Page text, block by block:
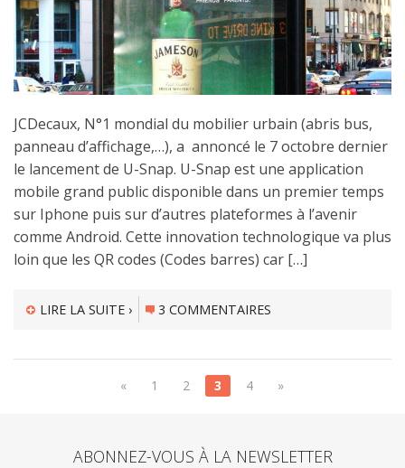
JCDecaux, N°1 mondial du mobilier urbain (abris bus,
panneau d’affichage,…), a annoncé le 7 octobre dernier
le lancement de U-Snap. U-Snap est une application
mobile grand public disponible dans un premier temps
sur Iphone puis sur d’autres plateformes à l’avenir
comme Android. Cette innovation technologique va plus
loin que les QR codes (Codes barres) car […]
LIRE LA SUITE › 3 COMMENTAIRES
« 1 2 3 4 »
ABONNEZ-VOUS À LA NEWSLETTER